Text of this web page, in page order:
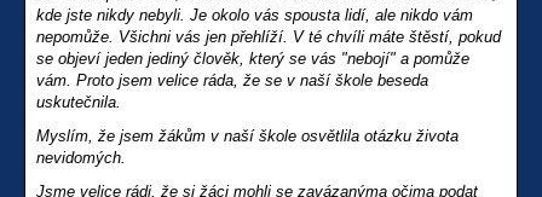
kde jste nikdy nebyli. Je okolo vás spousta lidí, ale nikdo vám
nepomůže. Všichni vás jen přehlíží. V té chvíli máte štěstí, pokud
se objeví jeden jediný člověk, který se vás "nebojí" a pomůže
vám. Proto jsem velice ráda, že se v naší škole beseda
uskutečnila.
Myslím, že jsem žákům v naší škole osvětlila otázku života
nevidomých.
Jsme velice rádi, že si žáci mohli se zavázanýma očima podat